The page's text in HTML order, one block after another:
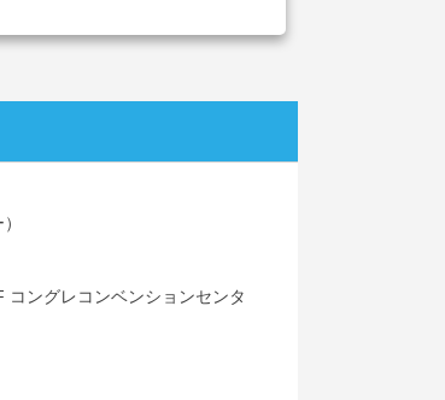
ングレコンベンションセンタ